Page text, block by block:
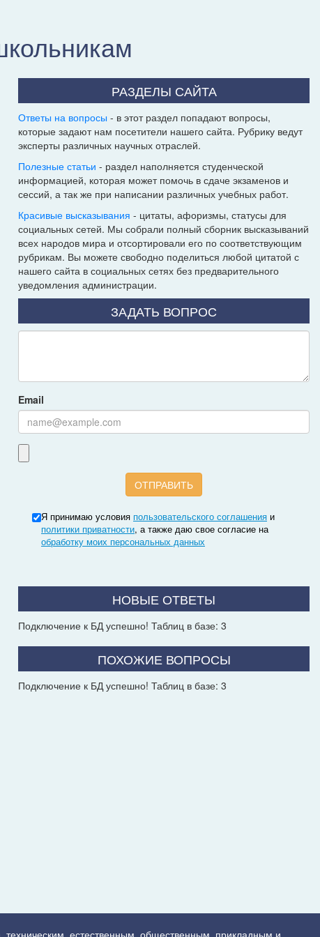
РАЗДЕЛЫ САЙТА
Ответы на вопросы - в этот раздел попадают вопросы,
которые задают нам посетители нашего сайта. Рубрику ведут
эксперты различных научных отраслей.
Полезные статьи - раздел наполняется студенческой
информацией, которая может помочь в сдаче экзаменов и
сессий, а так же при написании различных учебных работ.
Красивые высказывания - цитаты, афоризмы, статусы для
социальных сетей. Мы собрали полный сборник высказываний
всех народов мира и отсортировали его по соответствующим
рубрикам. Вы можете свободно поделиться любой цитатой с
нашего сайта в социальных сетях без предварительного
уведомления администрации.
ЗАДАТЬ ВОПРОС
Email
Я принимаю условия пользовательского соглашения и
политики приватности, а также даю свое согласие на
обработку моих персональных данных
НОВЫЕ ОТВЕТЫ
Подключение к БД успешно! Таблиц в базе: 3
ПОХОЖИЕ ВОПРОСЫ
Подключение к БД успешно! Таблиц в базе: 3
техническим, естественным, общественным, прикладным и